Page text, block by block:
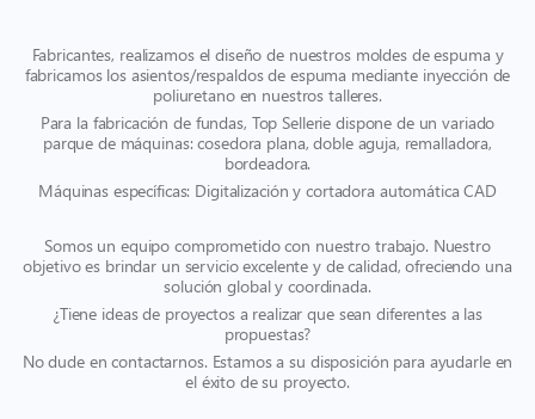
Fabricantes, realizamos el diseño de nuestros moldes de espuma y
fabricamos los asientos/respaldos de espuma mediante inyección de
poliuretano en nuestros talleres.
Para la fabricación de fundas, Top Sellerie dispone de un variado
parque de máquinas: cosedora plana, doble aguja, remalladora,
bordeadora.
Máquinas específicas: Digitalización y cortadora automática CAD
Somos un equipo comprometido con nuestro trabajo. Nuestro
objetivo es brindar un servicio excelente y de calidad, ofreciendo una
solución global y coordinada.
¿Tiene ideas de proyectos a realizar que sean diferentes a las
propuestas?
No dude en contactarnos. Estamos a su disposición para ayudarle en
el éxito de su proyecto.